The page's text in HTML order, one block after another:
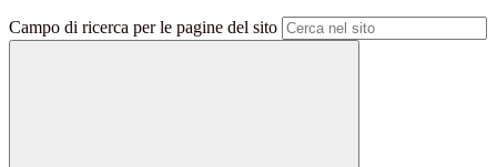
Campo di ricerca per le pagine del sito